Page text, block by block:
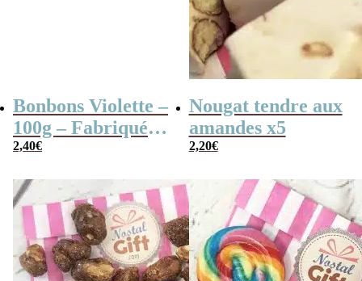
Bonbons Violette –
100g – Fabriqués
en France
2,40€
Nougat tendre aux
amandes x5
2,20€